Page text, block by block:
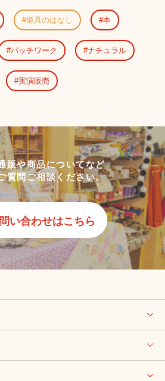
道具のはなし 本
パッチワーク ナチュラル
実演販売
販や商品についてなど
質問ご相談ください。
い合わせはこちら